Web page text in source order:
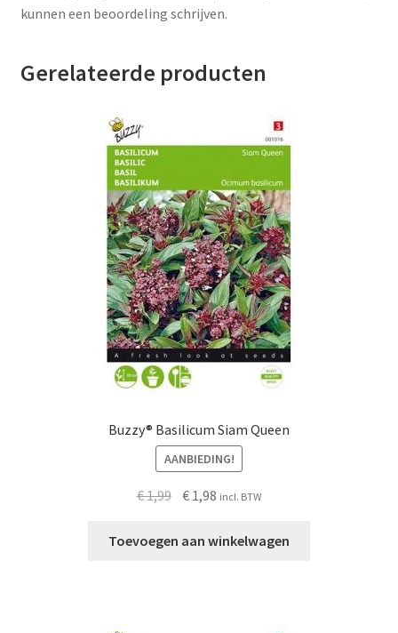
kunnen een beoordeling schrijven.
Gerelateerde producten
Buzzy® Basilicum Siam Queen
AANBIEDING!
€1,99 Oorspronkelijke
was:
€ 1,98 Huidige
is:
incl. BTW
Toevoegen aan winkelwagen